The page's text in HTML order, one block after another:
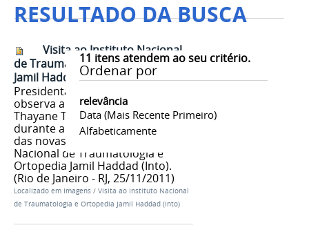
RESULTADO DA BUSCA
11 itens atendem ao seu critério.
Ordenar por
relevância
Data (mais Recente Primeiro)
Alfabeticamente
Visita ao Instituto Nacional
de Traumatologia e Ortopedia
Jamil Haddad (Into) 03
Presidenta Dilma Rousseff
observa a recuperação da jovem
Thayane Tavares Monteiro
durante a visita as inauguração
das novas instalações do Instituto
Nacional de Traumatologia e
Ortopedia Jamil Haddad (Into).
(Rio de Janeiro - RJ, 25/11/2011)
Localizado em Imagens / Visita ao Instituto Nacional
de Traumatologia e Ortopedia Jamil Haddad (Into)